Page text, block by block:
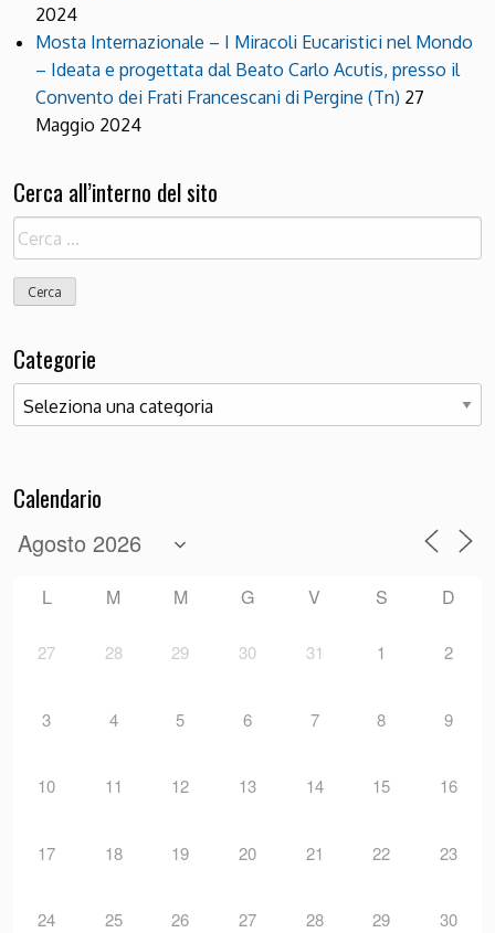
2024
Mosta Internazionale – I Miracoli Eucaristici nel Mondo
– Ideata e progettata dal Beato Carlo Acutis, presso il
Convento dei Frati Francescani di Pergine (Tn) 27
Maggio 2024
Cerca all’interno del sito
Ricerca
per:
Categorie
Categorie
Calendario
L M M G V S D
27 28 29 30 31 1 2
3 4 5 6 7 8 9
10 11 12 13 14 15 16
17 18 19 20 21 22 23
24 25 26 27 28 29 30